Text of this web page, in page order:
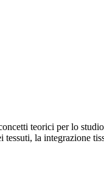
teorici per lo
la integrazione